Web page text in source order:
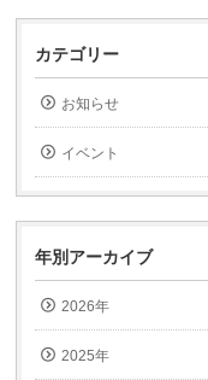
ク
て
友
達
へ
メ
で
送
信
(新
い
ィ
ン
ド
ウ
で
ま
す)
ク
て
印
刷
し
ィ
ン
ド
ウ
開
ま
す)
カテゴリー
お知らせ
イベント
年別アーカイブ
2026年
2025年